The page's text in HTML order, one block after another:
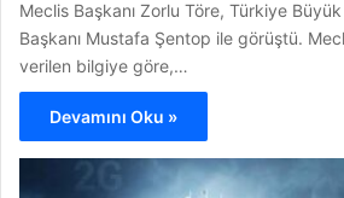
Meclis Başkanı Zorlu Töre, Türkiye
Başkanı Mustafa Şentop ile görüştü.
verilen bilgiye göre,…
Devamını Oku »